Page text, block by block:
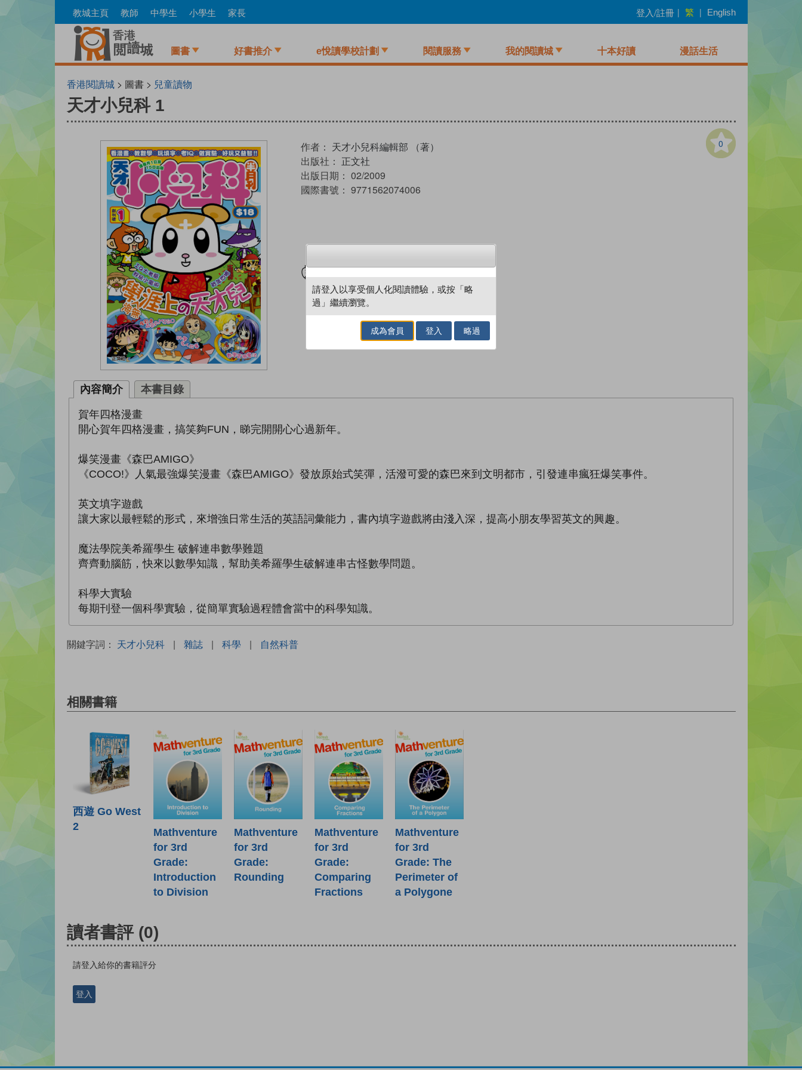
to
教城主頁 教師 中學生 小學生 家長 登入/註冊 | 繁 | English
圖書 好書推介 e悅讀學校計劃 閱讀服務 我的閱讀城 十本好讀 漫話生活
香港閱讀城> 圖書 > 兒童讀物
天才小兒科 1
0
作者： 天才小兒科編輯部 （著）
出版社： 正文社
出版日期： 02/2009
國際書號： 9771562074006
內容簡介 本書目錄
賀年四格漫畫
開心賀年四格漫畫，搞笑夠FUN，睇完開開心心過新年。
爆笑漫畫《森巴AMIGO》
《COCO!》人氣最強爆笑漫畫《森巴AMIGO》發放原始式笑彈，活潑可愛的森巴來到文明都市，引發連串瘋狂爆笑事件。
英文填字遊戲
讓大家以最輕鬆的形式，來增強日常生活的英語詞彙能力，書內填字遊戲將由淺入深，提高小朋友學習英文的興趣。
魔法學院美希羅學生 破解連串數學難題
齊齊動腦筋，快來以數學知識，幫助美希羅學生破解連串古怪數學問題。
科學大實驗
每期刊登一個科學實驗，從簡單實驗過程體會當中的科學知識。
關鍵字詞： 天才小兒科 | 雜誌 | 科學 | 自然科普
相關書籍
西遊 Go West
2
Mathventure
for 3rd
Grade:
Introduction
to Division
Mathventure
for 3rd
Grade:
Rounding
Mathventure
for 3rd
Grade:
Comparing
Fractions
Mathventure
for 3rd
Grade: The
Perimeter of
a Polygone
讀者書評 (0)
請登入給你的書籍評分
登入
請登入以享受個人化閱讀體驗，或按「略
過」繼續瀏覽。
成為會員 登入 略過